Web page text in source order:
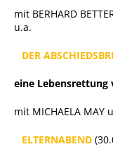
mit BERHARD
u.a.
DER
eine Lebensrettung
mit MICHAELA MAY
ELTERNABEND